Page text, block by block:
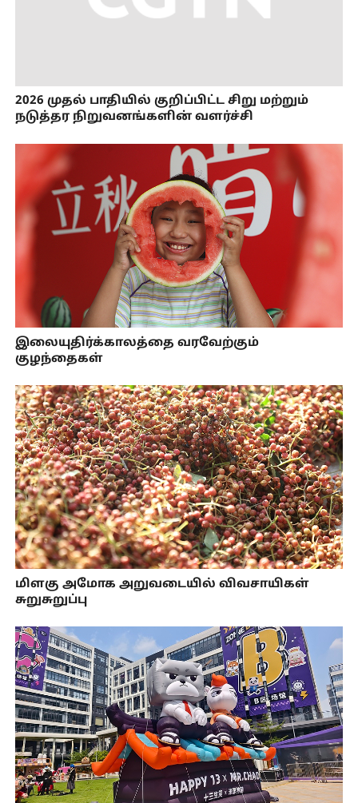
2026 முதல் பாதியில் குறிப்பிட்ட சிறு மற்றும்
நடுத்தர நிறுவனங்களின் வளர்ச்சி
இலையுதிர்க்காலத்தை வரவேற்கும்
குழந்தைகள்
மிளகு அமோக அறுவடையில் விவசாயிகள்
சுறுசுறுப்பு